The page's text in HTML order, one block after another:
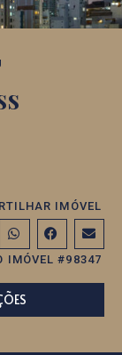
IMÓVEL
IMÓVEL #98347